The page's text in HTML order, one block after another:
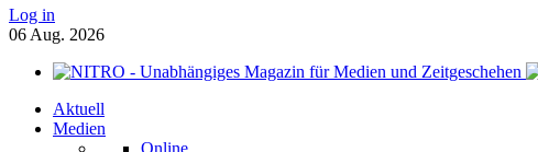
Log in
06 Aug. 2026
Aktuell
Medien